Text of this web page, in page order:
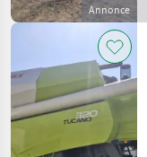
John Deere
New Holland
Fendt
Case IH
Annonce